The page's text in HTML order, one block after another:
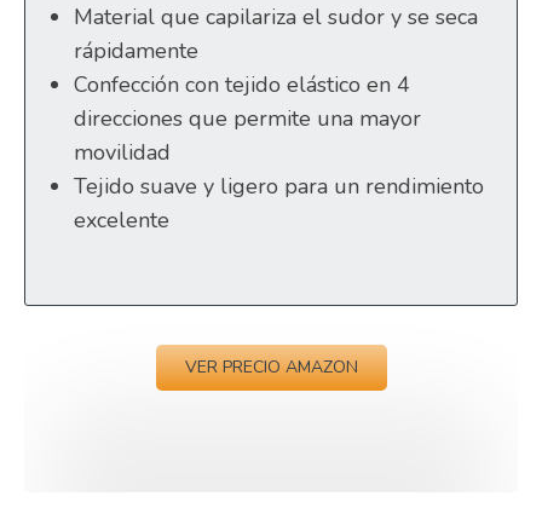
Material que capilariza el sudor y se seca
rápidamente
Confección con tejido elástico en 4
direcciones que permite una mayor
movilidad
Tejido suave y ligero para un rendimiento
excelente
VER PRECIO AMAZON